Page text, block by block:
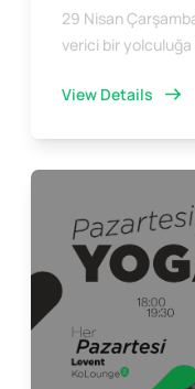
29 Nisan
verici bir
View Details